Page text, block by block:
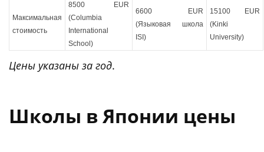
Максимальная
стоимость
8500 EUR
(Columbia
International
School)
6600 EUR
(Языковая школа
ISI)
15100 EUR
(Kinki
University)
Цены указаны за год.
Школы в Японии цены